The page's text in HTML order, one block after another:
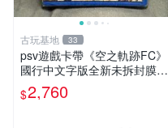
古玩基地 33
psv遊戲卡帶《空之軌跡FC》
國行中文字版全新未拆封膜有
輕微使用痕跡嚴選推薦適合收
藏 歲月痕跡 二手 psv 游戲卡
$2,760